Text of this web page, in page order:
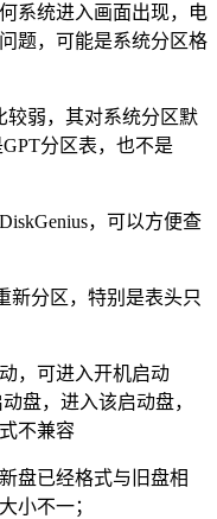
系统进入画面出现，电
题，可能是系统分区格
较弱，其对系统分区默
分区表，也不是
，可以方便查
新分区，特别是表头只
，可进入开机启动
盘，进入该启动盘，
不兼容
盘已经格式与旧盘相
小不一；